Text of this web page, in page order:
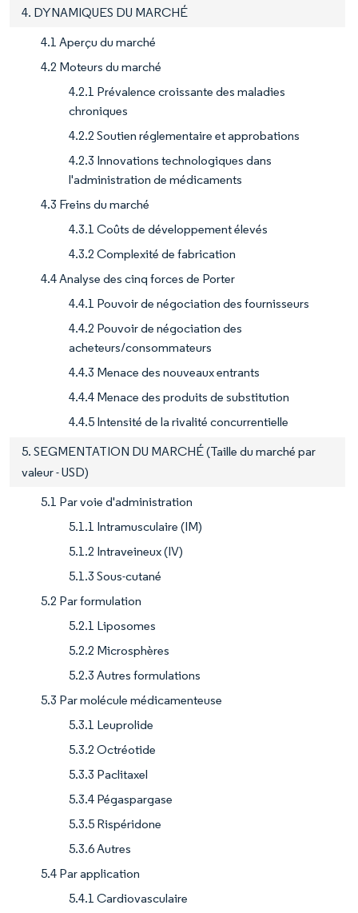
4. DYNAMIQUES DU MARCHÉ
4.1 Aperçu du marché
4.2 Moteurs du marché
4.2.1 Prévalence croissante des maladies
chroniques
4.2.2 Soutien réglementaire et approbations
4.2.3 Innovations technologiques dans
l'administration de médicaments
4.3 Freins du marché
4.3.1 Coûts de développement élevés
4.3.2 Complexité de fabrication
4.4 Analyse des cinq forces de Porter
4.4.1 Pouvoir de négociation des fournisseurs
4.4.2 Pouvoir de négociation des
acheteurs/consommateurs
4.4.3 Menace des nouveaux entrants
4.4.4 Menace des produits de substitution
4.4.5 Intensité de la rivalité concurrentielle
5. SEGMENTATION DU MARCHÉ (Taille du marché par
valeur - USD)
5.1 Par voie d'administration
5.1.1 Intramusculaire (IM)
5.1.2 Intraveineux (IV)
5.1.3 Sous-cutané
5.2 Par formulation
5.2.1 Liposomes
5.2.2 Microsphères
5.2.3 Autres formulations
5.3 Par molécule médicamenteuse
5.3.1 Leuprolide
5.3.2 Octréotide
5.3.3 Paclitaxel
5.3.4 Pégaspargase
5.3.5 Rispéridone
5.3.6 Autres
5.4 Par application
5.4.1 Cardiovasculaire